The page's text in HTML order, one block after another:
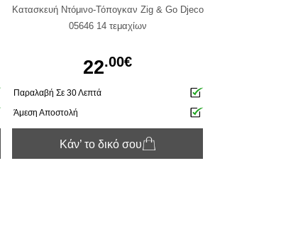
Κατασκευή Ντόμινο-Τόπογκαν Zig & Go Djeco
05646 14 τεμαχίων
22.00€
Παραλαβή Σε 30 Λεπτά
Άμεση Αποστολή
Κάν’ το δικό σου